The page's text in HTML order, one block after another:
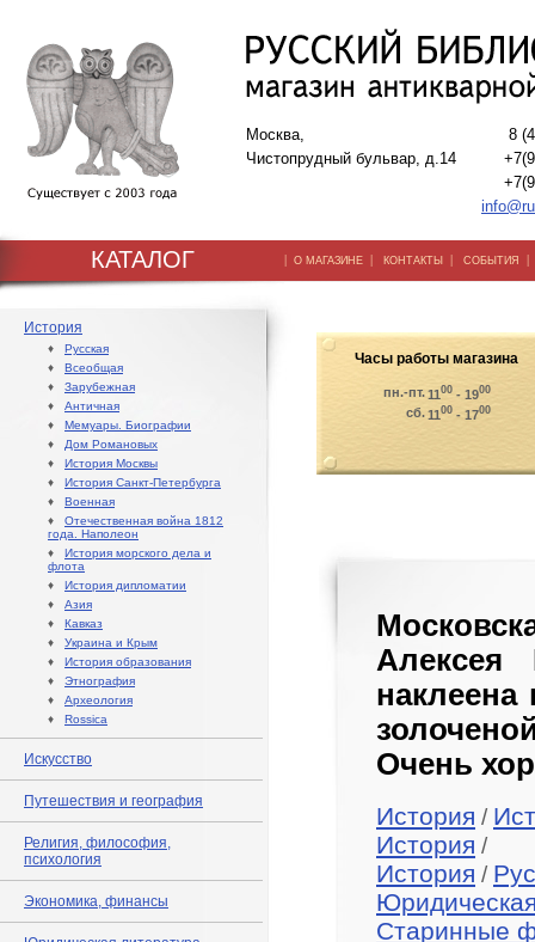
Москва,
Чистопрудный бульвар, д.14
8
КАТАЛОГ | О МАГАЗИНЕ | КОНТАКТЫ | СОБЫТИЯ
История
♦ Русская
♦ Всеобщая
♦ Зарубежная
♦ Античная
♦ Мемуары. Биографии
♦ Дом Романовых
♦ История Москвы
♦ История Санкт-Петербурга
♦ Военная
♦ Отечественная война 1812
года. Наполеон
♦ История морского дела и
флота
♦ История дипломатии
♦ Азия
♦ Кавказ
♦ Украина и Крым
♦ История образования
♦ Этнография
♦ Археология
♦ Rossica
Искусство
Путешествия и география
Религия, философия,
психология
Экономика, финансы
Часы работы магазина
пн.-пт.1100 - 1900
сб.1100 - 1700
Алексея
Очень
История /
История /
История /
Старинные